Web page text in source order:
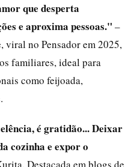
que desperta
e aproxima pessoas." –
viral no Pensador em 2025,
familiares, ideal para
como feijoada,
é gratidão... Deixar
cozinha e expor o